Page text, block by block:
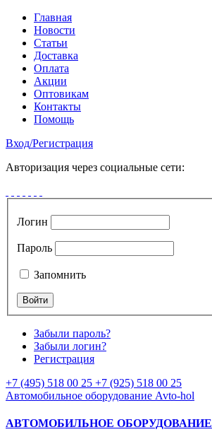
Главная
Новости
Статьи
Доставка
Оплата
Акции
Оптовикам
Контакты
Помощь
Вход/Регистрация
Авторизация через социальные сети:
Логин
Пароль
Запомнить
Забыли пароль?
Забыли логин?
Регистрация
+7 (495) 518 00 25 +7 (925) 518 00 25
Автомобильное оборудование Avto-hol
АВТОМОБИЛЬНОЕ ОБОРУДОВАНИЕ